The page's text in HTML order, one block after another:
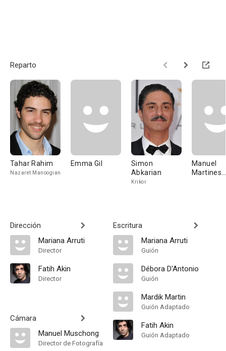
Reparto
Tahar Rahim
Nazaret Manoogian
Emma Gil
Simon
Abkarian
Krikor
Manuel
Martines
Dirección
Mariana Arruti
Director
Fatih Akin
Director
Cámara
Manuel Muschong
Director de Fotografía
Escritura
Mariana Arruti
Guión
Débora D'Antonio
Guión
Mardik Martin
Guión Adaptado
Fatih Akin
Guión Adaptado